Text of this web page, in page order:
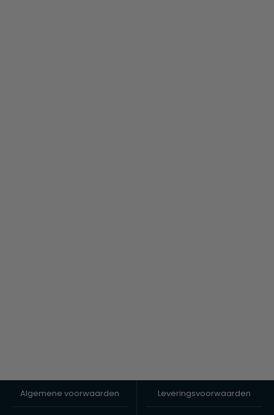
Algemene voorwaarden Leveringsvoorwaarden